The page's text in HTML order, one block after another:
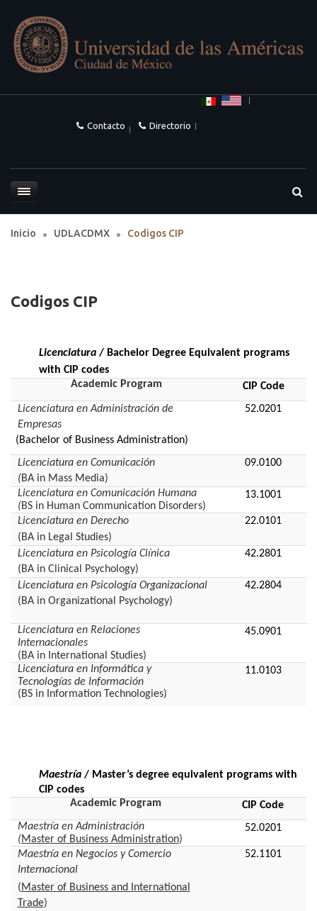
Directorio
Contacto
Inicio UDLACDMX Codigos CIP
Codigos CIP
Licenciatura / Bachelor Degree Equivalent programs
with CIP codes
Academic Program
CIP Code
Licenciatura en Administración de
Empresas
(Bachelor of Business Administration)
52.0201
Licenciatura en Comunicación
(BA in Mass Media)
09.0100
Licenciatura en Comunicación Humana
(BS in Human Communication Disorders)
13.1001
Licenciatura en Derecho
(BA in Legal Studies)
22.0101
Licenciatura en Psicología Clínica
(BA inClinical Psychology)
42.2801
Licenciatura en Psicología Organizacional
(BA inOrganizational Psychology)
42.2804
Licenciatura en Relaciones
Internacionales
(BA in International Studies)
45.0901
Licenciatura en Informática y
Tecnologías de Información
(BS in Information Technologies)
11.0103
Maestría / Master’s degree equivalent programs with
CIP codes
Academic Program
CIP Code
Maestría en Administración
(Master of Business Administration)
52.0201
Maestría en Negocios y Comercio
Internacional
(Master of Business and International
Trade)
52.1101